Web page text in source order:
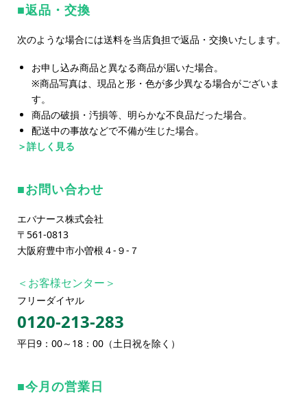
返品・交換
次のような場合には送料を当店負担で返品・交換いたします。
お申し込み商品と異なる商品が届いた場合。
※商品写真は、現品と形・色が多少異なる場合がございま
す。
商品の破損・汚損等、明らかな不良品だった場合。
配送中の事故などで不備が生じた場合。
＞詳しく見る
お問い合わせ
エバナース株式会社
〒561-0813
大阪府豊中市小曽根４-９-７
＜お客様センター＞
フリーダイヤル
0120-213-283
平日9：00～18：00（土日祝を除く）
今月の営業日